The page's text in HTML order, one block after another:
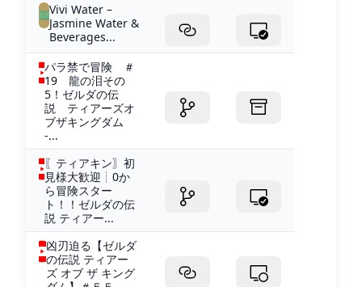
Vivi Water –
Jasmine Water &
Beverages...
パラ禁で冒険 ＃
19 龍の泪その
5！ゼルダの伝
説 ティアーズオ
ブザキングダム
-...
〖ティアキン〗初
見様大歓迎┊0か
ら冒険スター
ト！！ゼルダの伝
説 ティアー...
凶刃迫る【ゼルダ
の伝説 ティアー
ズ オブ ザ キング